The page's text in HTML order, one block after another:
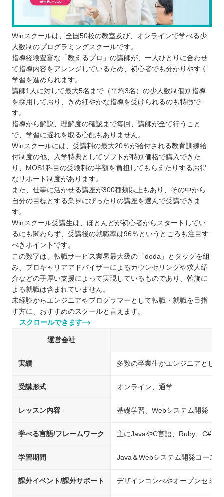
Winスクールは、全国50校の教室及び、オンラインで学べる少
人数制のプログラミングスクールです。
指導経験豊富な「教えるプロ」の講師が、一人ひとりに合わせ
て指導内容をアレンジしているため、初心者でも分かりやすく
学習を進められます。
講師1人に対して最大5名まで（平均3名）の少人数制個別指導
を採用しており、きめ細やかな指導を受けられるのも特徴で
す。
指導から解説、理解度の確認まで毎回、講師が全て行うこと
で、学習に遅れを取る心配もありません。
Winスクールには、受講料の最大20％が給付される教育訓練給
付制度の他、入学特典としてソフトが特別価格で購入できた
り、MOS1科目の受験料の半額を負担してもらえたりするお得
なサポート制度があります。
また、仕事に活かせる講座が300種類以上もあり、その中から
自分の目標とする業界にぴったりの講座を選んで受講できま
す。
Winスクール受講生は、ほとんどが初心者からスタートしてい
るにも関わらず、受講後の就職率は96％というところも注目す
べきポイントです。
この数字は、転職サービス業界最大級の「doda」とタッグを組
み、プロキャリアアドバイザーによるカウンセリングや求人紹
介などの手厚い支援によって実現しているものであり、斡旋に
よる就職は含まれていません。
未経験からエンジニアやプログラマーとして転職・就職を目指
す方に、おすすめのスクールと言えます。
スクロールできます
運営会社
実績 多数の卒業生がエンジニアとして
受講形式 オンライン、通学
レッスン内容 基礎学習、Webシステム開発
学べる言語/フレームワーク 主にJavaやC言語、Ruby、C#、
学習期間 Java＆Webシステム開発コース
課外イベント/課外サポート デザインコンぺやオープンセミナ